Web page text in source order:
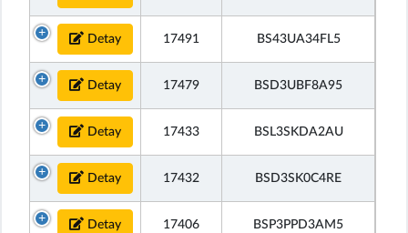
Detay 17491 BS43UA34FL5
Detay 17479 BSD3UBF8A95
Detay 17433 BSL3SKDA2AU
Detay 17432 BSD3SK0C4RE
Detay 17406 BSP3PPD3AM5